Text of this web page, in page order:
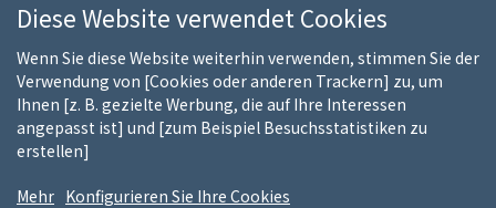
Wer sind wir Unsere Kunden
Unsere Marken
Stellenangebote
Diese Website verwendet Cookies
Wenn Sie diese Website weiterhin verwenden, stimmen Sie der
Verwendung von [Cookies oder anderen Trackern] zu, um
Ihnen [z. B. gezielte Werbung, die auf Ihre Interessen
angepasst ist] und [zum Beispiel Besuchsstatistiken zu
erstellen]
Mehr Konfigurieren Sie Ihre Cookies